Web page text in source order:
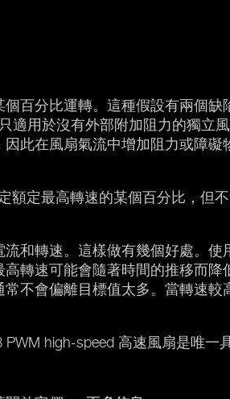
百分比運轉。這種假設有兩個
用於沒有外部附加阻力的獨立
此在風扇氣流中增加阻力或障礙
額定最高轉速的某個百分比，但
和轉速。這樣做有幾個好處。使
轉速可能會隨著時間的推移而降
不會偏離目標值太多。當轉速較
high-speed 高速風扇是唯一